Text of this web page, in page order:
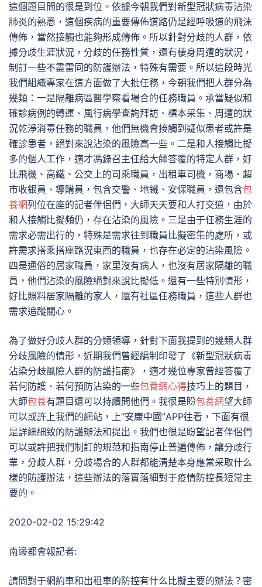
這個題目問的很是到位。依據今朝我們對新型冠狀病毒沾染
肺炎的熟悉，這個疾病的重要傳佈道路仍是經呼吸道的飛沫
傳佈，當然接觸也能夠形成傳佈。所以針對分歧的人群，依
據分歧生涯狀況，分歧的任務性質，還有棲身周遭的狀況，
制訂一些不盡雷同的防護辦法，特殊有需要。所以這段時光
我們組織專家在這方面做了大批任務，今朝我們把人群分為
幾類：一是隔離病區醫學察看場合的任務職員。承當疑似和
確診病例的轉運、風行病學查詢拜訪、標本采集、周遭的狀
況乾淨消毒任務的職員，他們無機會接觸到疑似患者或許是
確診患者，絕對來說沾染的風險高一些。二是和人接觸比擬
多的個人工作，適才馮錄召主任給大師答覆的特定人群，好
比飛機、高鐵、公交上的司乘職員，出租車司機，商場、超
市收銀員、導購員，包含交警、地鐵、安保職員，還包含包
養網列位在座的記者伴侶們，大師天天要和人打交道，由於
和人接觸比擬頻仍，存在沾染的風險。三是由于任務生涯的
需求必需出行的，特殊是需求往到職員比擬密集的處所，或
許需求搭乘搭座路況東西的職員，也存在必定的沾染風險。
四是通俗的居家職員，家里沒有病人，也沒有居家隔離的職
員，他們沾染的風險絕對來說比擬低。還有一些特別情形，
好比照料居家隔離的家人，還有社區任務職員，這些人群也
需求追蹤關心。
為了做好分歧人群的分類領導，針對下面我提到的幾類人群
分歧風險的情形，近期我們曾經編制印發了《新型冠狀病毒
沾染分歧風險人群的防護指南》，適才幾位專家曾經答覆了
若何防護、若何預防沾染的一些包養網心得技巧上的題目，
大師包養有題目還可以持續問他們。我很是盼包養網望大師
可以或許上我們的網站，上“安康中國”APP往看，下面有很
是詳細細致的防護辦法和提出。我們也很是盼望記者伴侶們
可以或許把我們制訂的規范和指南停止普遍傳佈，讓分歧行
業，分歧人群，分歧場合的人群都能清楚本身應當采取什么
樣的防護辦法，這些辦法的落實落細對于疫情防控長短常主
要的。
2020-02-02 15:29:42
南邊都會報記者:
請問對于網約車和出租車的防控有什么比擬主要的辦法？密